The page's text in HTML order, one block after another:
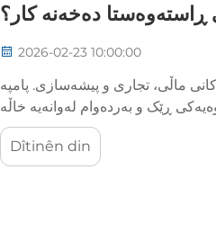
ڕاستەوەستا دەخەنە کار؟
2026-02-23 10:00:00
ماڵی، تجاری و پیشەسازی. پامپە
ڕێک و بەردەوام لەوانەیە خاڵە
Dîtinên din